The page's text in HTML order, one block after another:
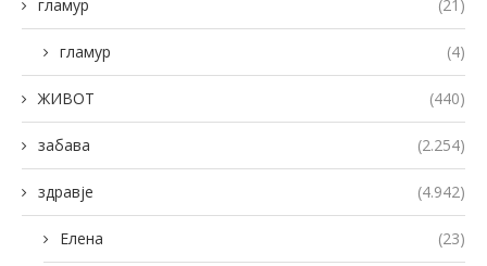
гламур (21)
гламур (4)
ЖИВОТ (440)
забава (2.254)
здравје (4.942)
Елена (23)